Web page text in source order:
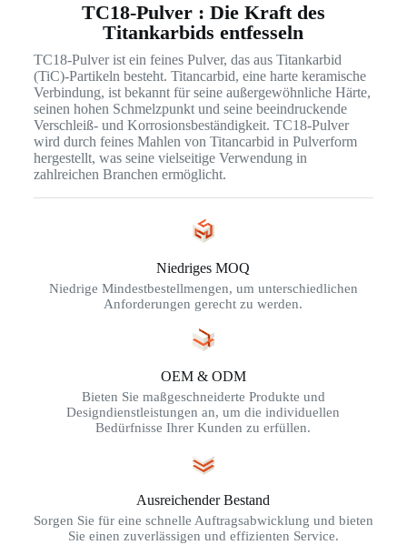
TC18-Pulver : Die Kraft des
Titankarbids entfesseln
TC18-Pulver ist ein feines Pulver, das aus Titankarbid
(TiC)-Partikeln besteht. Titancarbid, eine harte keramische
Verbindung, ist bekannt für seine außergewöhnliche Härte,
seinen hohen Schmelzpunkt und seine beeindruckende
Verschleiß- und Korrosionsbeständigkeit. TC18-Pulver
wird durch feines Mahlen von Titancarbid in Pulverform
hergestellt, was seine vielseitige Verwendung in
zahlreichen Branchen ermöglicht.
Niedriges MOQ
Niedrige Mindestbestellmengen, um unterschiedlichen
Anforderungen gerecht zu werden.
OEM & ODM
Bieten Sie maßgeschneiderte Produkte und
Designdienstleistungen an, um die individuellen
Bedürfnisse Ihrer Kunden zu erfüllen.
Ausreichender Bestand
Sorgen Sie für eine schnelle Auftragsabwicklung und bieten
Sie einen zuverlässigen und effizienten Service.